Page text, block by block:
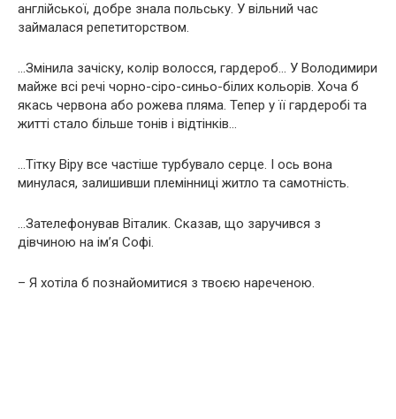
англійської, добре знала польську. У вільний час
займалася репетиторством.
…Змінила зачіску, колір волосся, гардероб… У Володимири
майже всі речі чорно-сіро-синьо-білих кольорів. Хоча б
якась червона або рожева пляма. Тепер у її гардеробі та
житті стало більше тонів і відтінків…
…Тітку Віру все частіше турбувало сеpце. І ось вона
минулася, залишивши племінниці житло та самотність.
…Зателефонував Віталик. Сказав, що заручився з
дівчиною на ім’я Софі.
– Я хотіла б познайомитися з твоєю нареченою.